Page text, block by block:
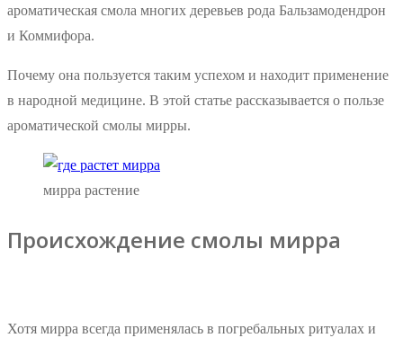
ароматическая смола многих деревьев рода Бальзамодендрон
и Коммифора.
Почему она пользуется таким успехом и находит применение
в народной медицине. В этой статье рассказывается о пользе
ароматической смолы мирры.
мирра растение
Происхождение смолы мирра
Хотя мирра всегда применялась в погребальных ритуалах и